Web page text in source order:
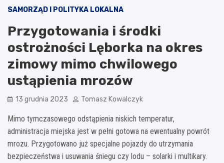
SAMORZĄD I POLITYKA LOKALNA
Przygotowania i środki
ostrożności Lęborka na okres
zimowy mimo chwilowego
ustąpienia mrozów
13 grudnia 2023 Tomasz Kowalczyk
Mimo tymczasowego odstąpienia niskich temperatur,
administracja miejska jest w pełni gotowa na ewentualny powrót
mrozu. Przygotowano już specjalne pojazdy do utrzymania
bezpieczeństwa i usuwania śniegu czy lodu – solarki i multikary.